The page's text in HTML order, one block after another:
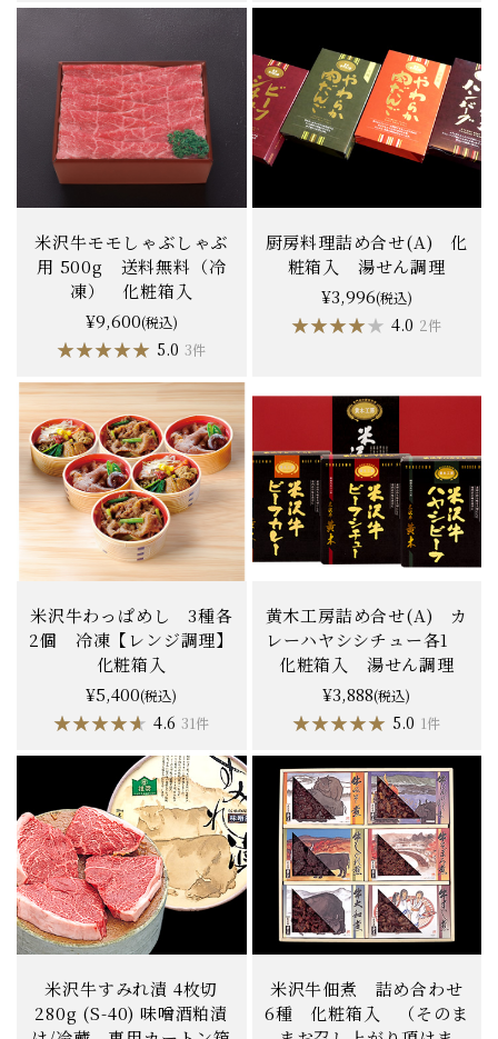
米沢牛モモしゃぶしゃぶ
用 500g 送料無料（冷
凍） 化粧箱入
¥9,600(税込)
★★★★★
★★★★★ 5.0 3件
厨房料理詰め合せ(A) 化
粧箱入 湯せん調理
¥3,996(税込)
★★★★★
★★★★★ 4.0 2件
米沢牛わっぱめし 3種各
2個 冷凍【レンジ調理】
化粧箱入
¥5,400(税込)
★★★★★
★★★★★ 4.6 31件
黄木工房詰め合せ(A) カ
レーハヤシシチュー各1
化粧箱入 湯せん調理
¥3,888(税込)
★★★★★
★★★★★ 5.0 1件
米沢牛すみれ漬 4枚切
280g (S-40) 味噌酒粕漬
米沢牛佃煮 詰め合わせ
6種 化粧箱入 （そのま